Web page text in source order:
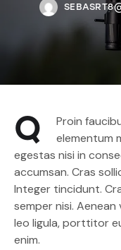
Q
Proin
elementum
egestas nisi in
accumsan. Cras
Integer tincidunt.
semper nisi.
leo ligula, porttitor
enim.